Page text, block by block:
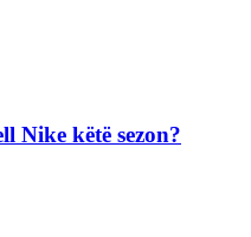
Nike këtë sezon?